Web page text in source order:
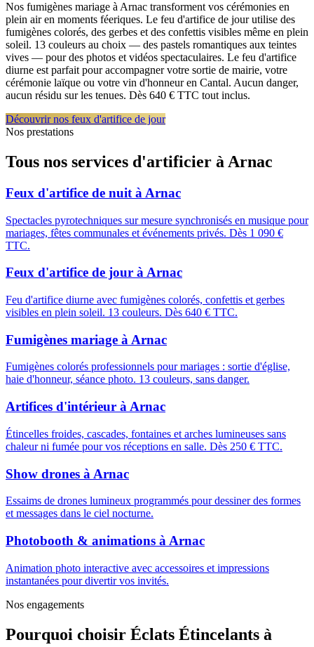
Nos fumigènes mariage à Arnac transforment vos cérémonies en
plein air en moments féeriques. Le feu d'artifice de jour utilise des
fumigènes colorés, des gerbes et des confettis visibles même en plein
soleil. 13 couleurs au choix — des pastels romantiques aux teintes
vives — pour des photos et vidéos spectaculaires. Le feu d'artifice
diurne est parfait pour accompagner votre sortie de mairie, votre
cérémonie laïque ou votre vin d'honneur en Cantal. Aucun danger,
aucun résidu sur les tenues. Dès 640 € TTC tout inclus.
Découvrir nos feux d'artifice de jour
Nos prestations
Tous nos services d'artificier à Arnac
Feux d'artifice de nuit à Arnac
Spectacles pyrotechniques sur mesure synchronisés en musique pour
mariages, fêtes communales et événements privés. Dès 1 090 €
TTC.
Feux d'artifice de jour àArnac
Feu d'artifice diurne avec fumigènes colorés, confettis et gerbes
visibles en plein soleil. 13 couleurs. Dès 640 € TTC.
Fumigènes mariage à Arnac
Fumigènes colorés professionnels pour mariages : sortie d'église,
haie d'honneur, séance photo. 13 couleurs, sans danger.
Artifices d'intérieur à Arnac
Étincelles froides, cascades, fontaines et arches lumineuses sans
chaleur ni fumée pour vos réceptions en salle. Dès 250 € TTC.
Show drones à Arnac
Essaims de drones lumineux programmés pour dessiner des formes
et messages dans le ciel nocturne.
Photobooth & animations à Arnac
Animation photo interactive avec accessoires et impressions
instantanées pour divertir vos invités.
Nos engagements
Pourquoi choisir Éclats Étincelants à